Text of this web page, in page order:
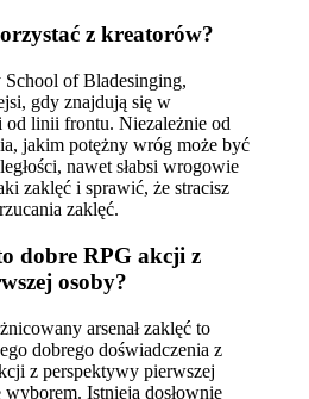
z kreatorów?
of Bladesinging,
gdy znajdują się w
od linii frontu. Niezależnie od
jakim potężny wróg może być
nawet słabsi wrogowie
zaklęć i sprawić, że stracisz
zaklęć.
dobre RPG akcji z
osoby?
arsenał zaklęć to
dobrego doświadczenia z
z perspektywy pierwszej
Istnieją dosłownie